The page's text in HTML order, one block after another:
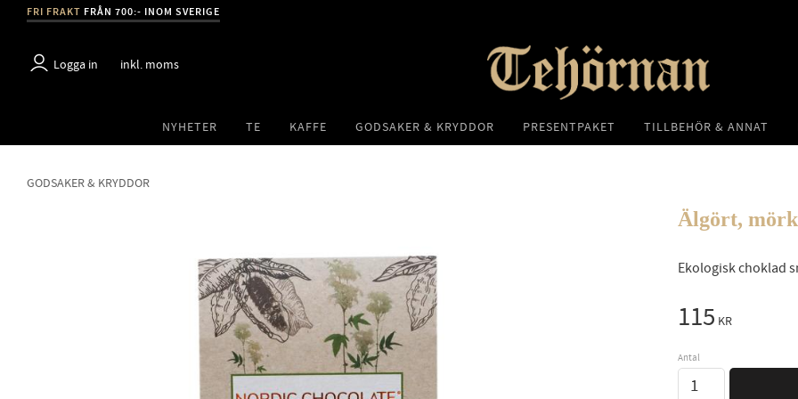
FRI FRAKT FRÅN 700:- INOM SVERIGE
Logga in inkl. moms
NYHETER TE KAFFE GODSAKER & KRYDDOR PRESENTPAKET TILLBEHÖR & ANNAT
GODSAKER & KRYDDOR
Älgört,
Ekologisk choklad
115 KR
Antal